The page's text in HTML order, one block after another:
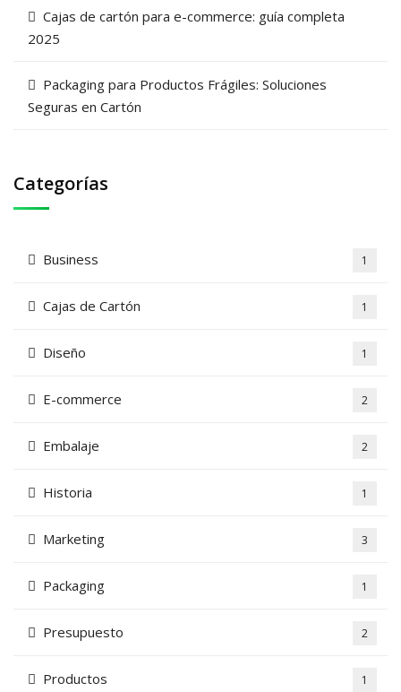
Cajas de cartón para e-commerce: guía completa
2025
Packaging para Productos Frágiles: Soluciones
Seguras en Cartón
Categorías
Business 1
Cajas de Cartón 1
Diseño 1
E-commerce 2
Embalaje 2
Historia 1
Marketing 3
Packaging 1
Presupuesto 2
Productos 1